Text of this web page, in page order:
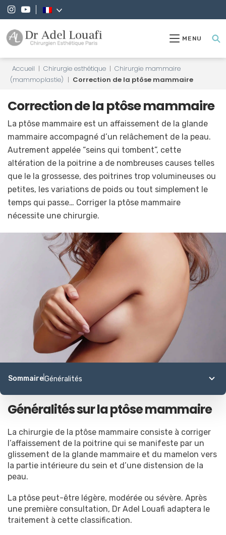
MENU
Accueil | Chirurgie esthétique | Chirurgie mammaire
(mammoplastie) | Correction de la ptôse mammaire
Correction de la ptôse mammaire
La ptôse mammaire est un affaissement de la glande
mammaire accompagné d’un relâchement de la peau.
Autrement appelée “seins qui tombent”, cette
altération de la poitrine a de nombreuses causes telles
que le la grossesse, des poitrines trop volumineuses ou
petites, les variations de poids ou tout simplement le
temps qui passe… Corriger la ptôse mammaire
nécessite une chirurgie.
SommaireGénéralités
Généralités
Technique
Convalescence
Résultats
Tarifs
Généralités sur la ptôse mammaire
La chirurgie de la ptôse mammaire consiste à corriger
l’affaissement de la poitrine qui se manifeste par un
glissement de la glande mammaire et du mamelon vers
la partie intérieure du sein et d’une distension de la
peau.
La ptôse peut-être légère, modérée ou sévère. Après
une première consultation, Dr Adel Louafi adaptera le
traitement à cette classification.